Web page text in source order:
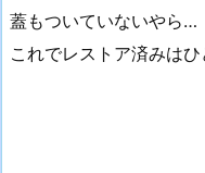
蓋もついていないやら…
これでレストア済みは